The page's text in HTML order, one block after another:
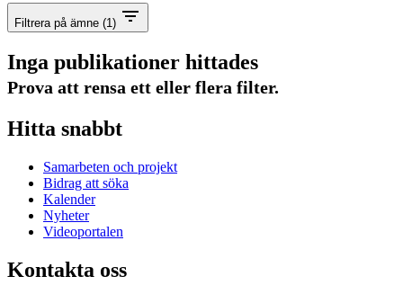
Filtrera på ämne (1)
Inga publikationer hittades
Prova att rensa ett eller flera filter.
Hitta snabbt
Samarbeten och projekt
Bidrag att söka
Kalender
Nyheter
Videoportalen
Kontakta oss